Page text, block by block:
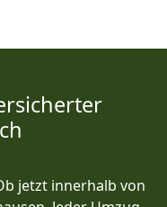
jetzt innerhalb von